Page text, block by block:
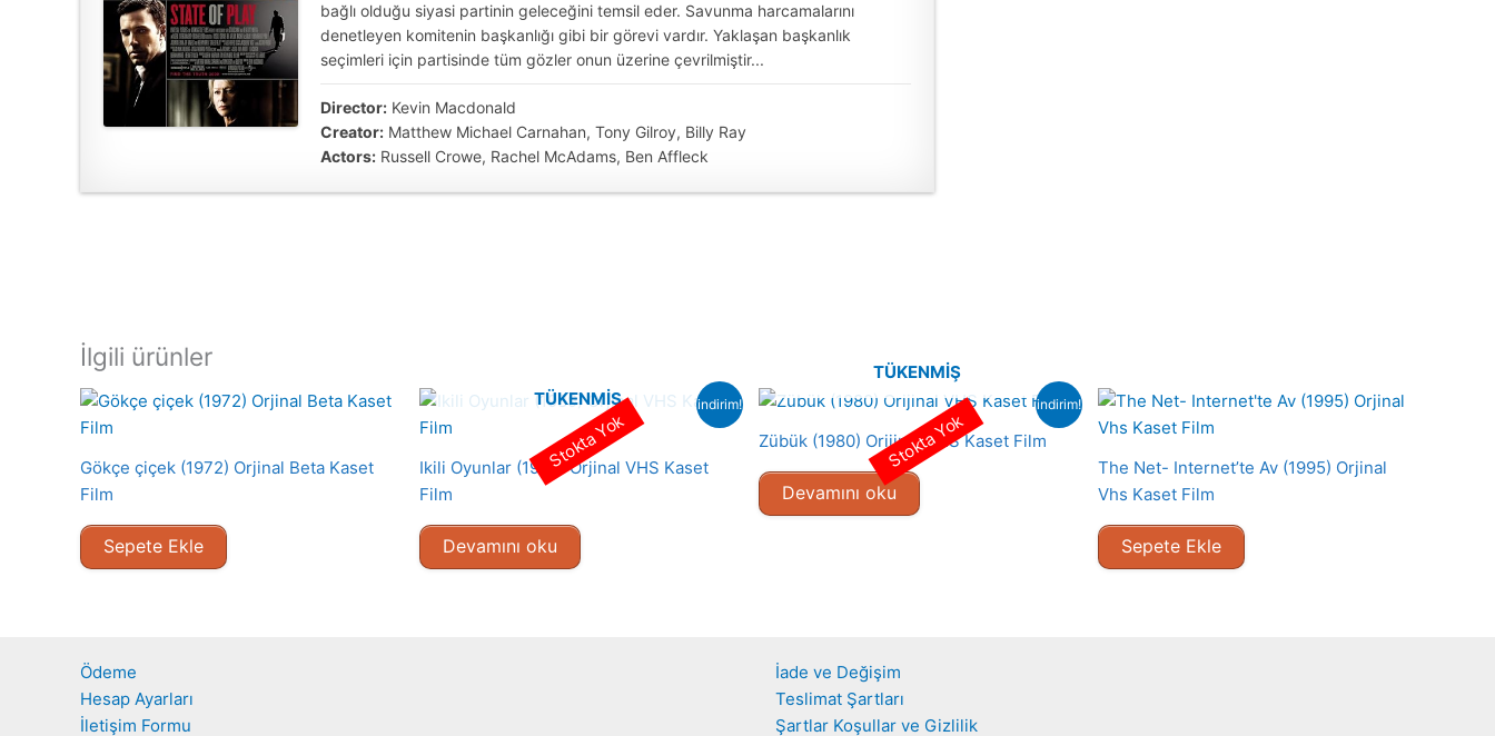
bağlı olduğu siyasi partinin geleceğini temsil eder. Savunma harcamalarını
denetleyen komitenin başkanlığı gibi bir görevi vardır. Yaklaşan başkanlık
seçimleri için partisinde tüm gözler onun üzerine çevrilmiştir...
Director: Kevin Macdonald
Creator: Matthew Michael Carnahan, Tony Gilroy, Billy Ray
Actors: Russell Crowe, Rachel McAdams, Ben Affleck
İlgili ürünler
Gökçe çiçek (1972) Orjinal Beta Kaset
Film
Sepete Ekle
indirim!
TÜKENMIŞ
Ikili Oyunlar (1989) Orjinal VHS Kaset
Film
Devamını oku
Stokta Yok
indirim!
TÜKENMIŞ
Zübük (1980) Orijinal VHS Kaset Film
Devamını oku
Stokta Yok
The Net- Internet’te Av (1995) Orjinal
Vhs Kaset Film
Sepete Ekle
Ödeme
Hesap Ayarları
İletişim Formu
İade ve Değişim
Teslimat Şartları
Şartlar Koşullar ve Gizlilik